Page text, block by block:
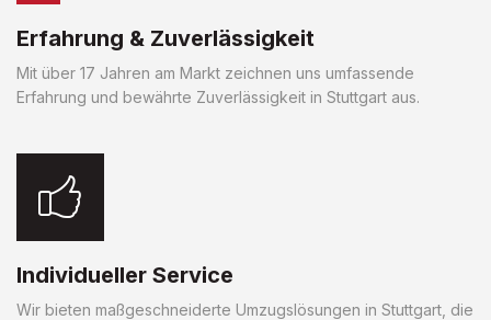
Erfahrung & Zuverlässigkeit
Mit über 17 Jahren am Markt zeichnen uns umfassende
Erfahrung und bewährte Zuverlässigkeit in Stuttgart aus.
Individueller Service
Wir bieten maßgeschneiderte Umzugslösungen in Stuttgart, die